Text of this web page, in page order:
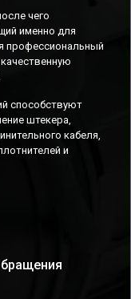
чего
именно для
профессиональный
способствуют
штекера,
кабеля,
и